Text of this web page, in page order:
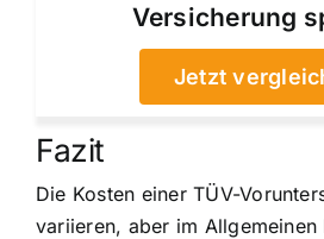
Versicherung
Jetzt
Fazit
Die Kosten einer TÜV-
variieren, aber im Allgemeinen